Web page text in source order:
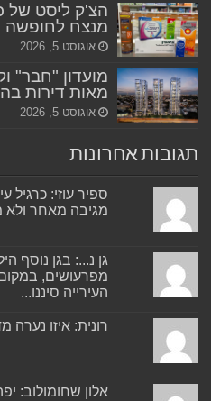
הצ'ק ליסט של
מנצח לחופשה
אוגוסט 5, 2026
מועדון "חבר"
מאות דירות
אוגוסט 5, 2026
תגובות אחרונות
ספיר עוזי: כרגיל
מגיבה מאחר ולא
גן נ...: בגן נוסף
מפרעושים,
העירייה סיננו...
רונית: איזו נערה
אלון שחומולוב: